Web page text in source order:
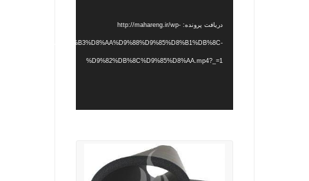
دریافت پرونده: http://mahareng.ir/wp-
%D9%82%DB%8C%D9%85%D8%AA.mp4?_=1